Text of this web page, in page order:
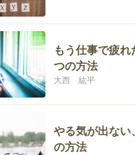
もう仕事で疲
つの方法
大西 紘平
やる気が出ない
の方法